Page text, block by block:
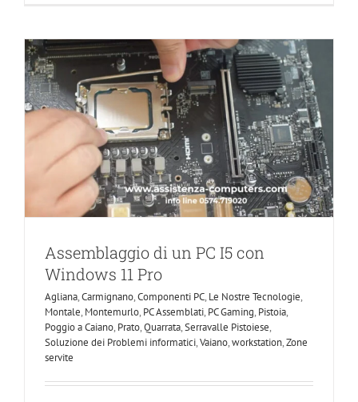
Assemblaggio di un PC I5 con
Windows 11 Pro
Agliana,Carmignano,Componenti PC, Le Nostre Tecnologie,
Montale, Montemurlo, PC Assemblati, PC Gaming, Pistoia,
Poggio a Caiano, Prato,Quarrata,Serravalle Pistoiese,
Soluzione dei Problemi informatici,Vaiano,workstation,Zone
servite